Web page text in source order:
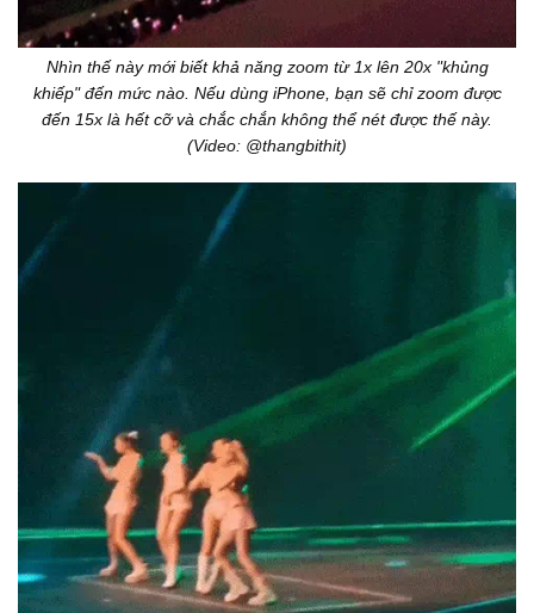
Nhìn thế này mới biết khả năng zoom từ 1x lên 20x "khủng
khiếp" đến mức nào. Nếu dùng iPhone, bạn sẽ chỉ zoom được
đến 15x là hết cỡ và chắc chắn không thể nét được thế này.
(Video: @thangbithit)